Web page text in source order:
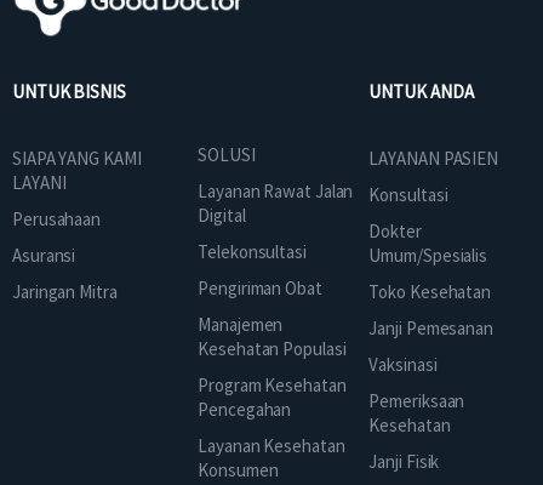
UNTUK BISNIS
SIAPA YANG KAMI
LAYANI
Perusahaan
Asuransi
Jaringan Mitra
SOLUSI
Layanan Rawat Jalan
Digital
Telekonsultasi
Pengiriman Obat
Manajemen
Kesehatan Populasi
Program Kesehatan
Pencegahan
Layanan Kesehatan
Konsumen
UNTUK ANDA
LAYANAN PASIEN
Konsultasi
Dokter
Umum/Spesialis
Toko Kesehatan
Janji Pemesanan
Vaksinasi
Pemeriksaan
Kesehatan
Janji Fisik